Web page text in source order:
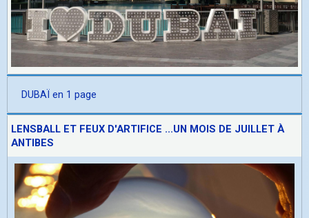
DUBAÏ en 1 page
LENSBALL ET FEUX D'ARTIFICE ...UN MOIS DE JUILLET À
ANTIBES